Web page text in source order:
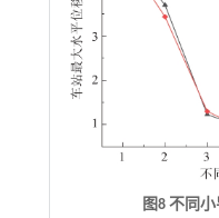
图8 不同